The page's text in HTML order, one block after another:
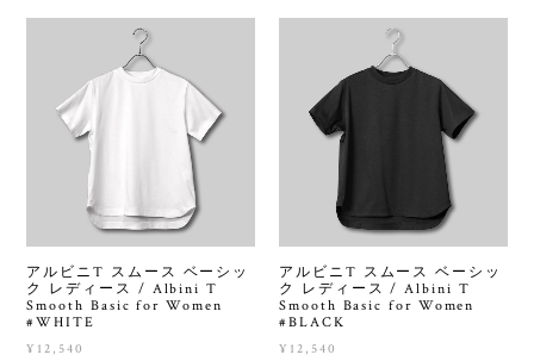
アルビニT スムース ベーシッ
ク レディース / Albini T
Smooth Basic for Women
#WHITE
¥12,540
アルビニT スムース ベーシッ
ク レディース / Albini T
Smooth Basic for Women
#BLACK
¥12,540